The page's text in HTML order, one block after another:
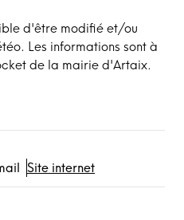
d'être modifié et/ou
Les informations sont à
de la mairie d'Artaix.
Site internet